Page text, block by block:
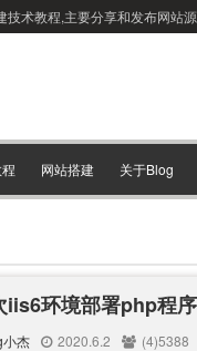
术教程,主要分享和发布网站
网站搭建 关于Blog
iis6环境部署php程序
杰 2020.6.2
(4)5388